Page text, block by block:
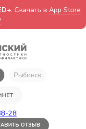
. Скачать в App Store
Рыбинск
28
ОТЗЫВ